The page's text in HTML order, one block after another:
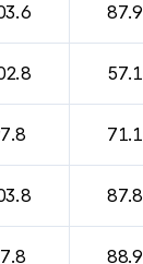
87.9
57.1
71.1
87.8
88.9